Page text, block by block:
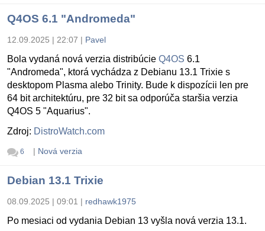
Q4OS 6.1 "Andromeda"
12.09.2025 | 22:07 | Pavel
Bola vydaná nová verzia distribúcie Q4OS 6.1
"Andromeda", ktorá vychádza z Debianu 13.1 Trixie s
desktopom Plasma alebo Trinity. Bude k dispozícii len pre
64 bit architektúru, pre 32 bit sa odporúča staršia verzia
Q4OS 5 "Aquarius".
Zdroj: DistroWatch.com
6 | Nová verzia
Debian 13.1 Trixie
08.09.2025 | 09:01 | redhawk1975
Po mesiaci od vydania Debian 13 vyšla nová verzia 13.1.